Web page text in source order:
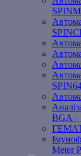
BGA –
Meter